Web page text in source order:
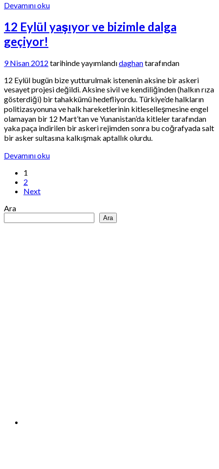
Devamını oku
12 Eylül yaşıyor ve bizimle dalga
geçiyor!
9 Nisan 2012 tarihinde yayımlandıdaghantarafından
12 Eylül bugün bize yutturulmak istenenin aksine bir askeri
vesayet projesi değildi. Aksine sivil ve kendiliğinden (halkın rıza
gösterdiği) bir tahakkümü hedefliyordu. Türkiye’de halkların
politizasyonuna ve halk hareketlerinin kitleselleşmesine engel
olamayan bir 12 Mart’tan ve Yunanistan’da kitleler tarafından
yaka paça indirilen bir askeri rejimden sonra bu coğrafyada salt
bir asker sultasına kalkışmak aptallık olurdu.
Devamını oku
1
2
Next
Ara
Ara